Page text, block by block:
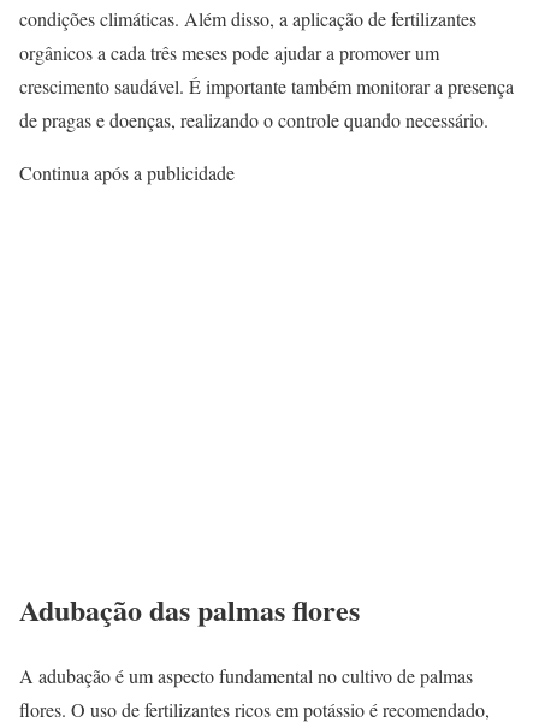
condições climáticas. Além disso, a aplicação de fertilizantes
orgânicos a cada três meses pode ajudar a promover um
crescimento saudável. É importante também monitorar a presença
de pragas e doenças, realizando o controle quando necessário.
Continua após a publicidade
Adubação das palmas flores
A adubação é um aspecto fundamental no cultivo de palmas
flores. O uso de fertilizantes ricos em potássio é recomendado,